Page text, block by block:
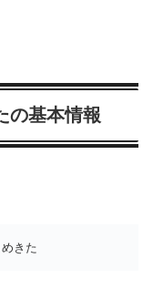
の基本情報
きた